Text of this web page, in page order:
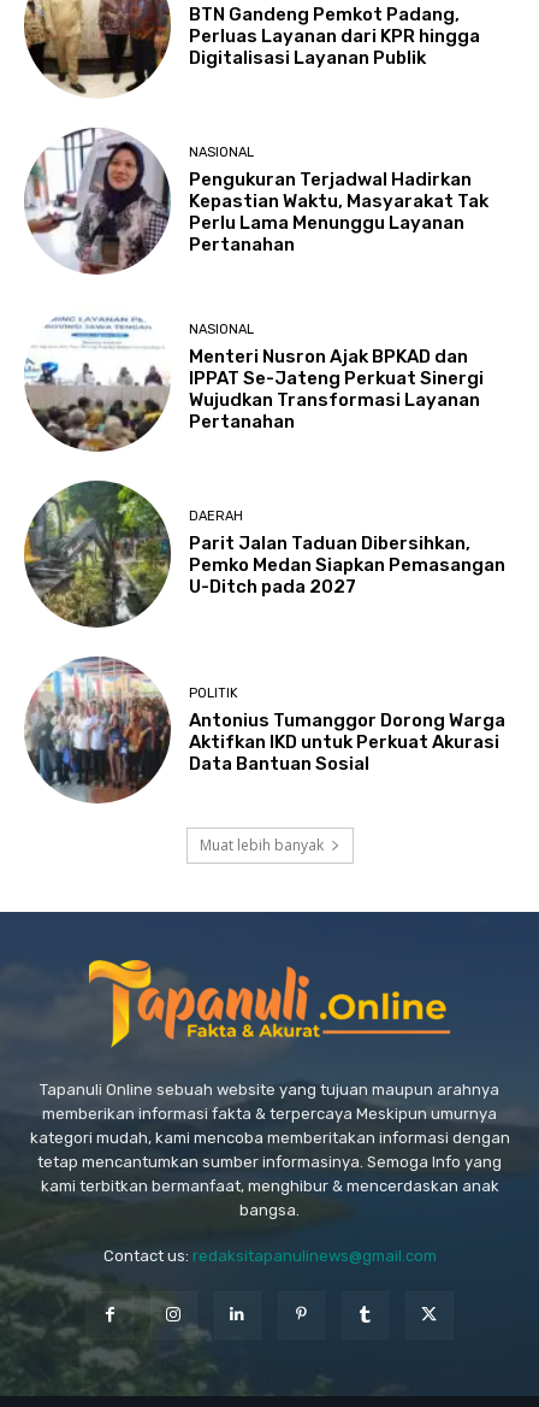
BTN Gandeng Pemkot Padang,
Perluas Layanan dari KPR hingga
Digitalisasi Layanan Publik
NASIONAL
Pengukuran Terjadwal Hadirkan
Kepastian Waktu, Masyarakat Tak
Perlu Lama Menunggu Layanan
Pertanahan
NASIONAL
Menteri Nusron Ajak BPKAD dan
IPPAT Se-Jateng Perkuat Sinergi
Wujudkan Transformasi Layanan
Pertanahan
DAERAH
Parit Jalan Taduan Dibersihkan,
Pemko Medan Siapkan Pemasangan
U-Ditch pada 2027
POLITIK
Antonius Tumanggor Dorong Warga
Aktifkan IKD untuk Perkuat Akurasi
Data Bantuan Sosial
Muat lebih banyak
Tapanuli Online sebuah website yang tujuan maupun arahnya
memberikan informasi fakta & terpercaya Meskipun umurnya
kategori mudah, kami mencoba memberitakan informasi dengan
tetap mencantumkan sumber informasinya. Semoga Info yang
kami terbitkan bermanfaat, menghibur & mencerdaskan anak
bangsa.
Contact us: redaksitapanulinews@gmail.com